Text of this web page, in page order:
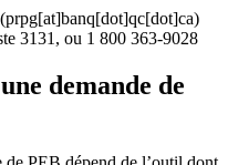
(prpg[at]banq[dot]qc[dot]ca)
3131, ou 1 800 363-9028
demande de